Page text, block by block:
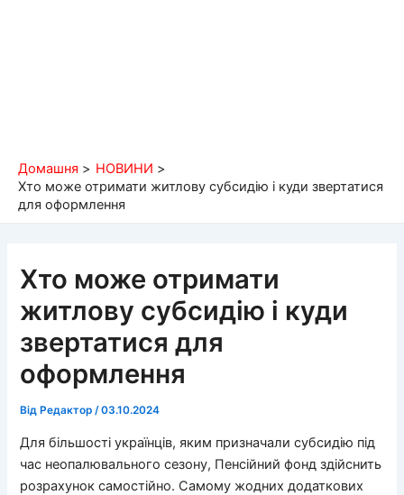
Домашня
НОВИНИ
Хто може отримати житлову субсидію і куди звертатися
для оформлення
Хто може отримати
житлову субсидію і куди
звертатися для
оформлення
Від Редактор/03.10.2024
Для більшості українців, яким призначали субсидію під
час неопалювального сезону, Пенсійний фонд здійснить
розрахунок самостійно. Самому жодних додаткових